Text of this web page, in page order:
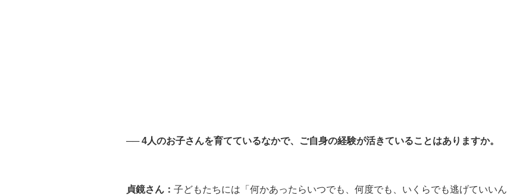
── 4人のお子さんを育てているなかで、ご自身の経験が活きていることはありますか。
貞鏡さん： 子どもたちには「何かあったらいつでも、何度でも、いくらでも逃げていいん